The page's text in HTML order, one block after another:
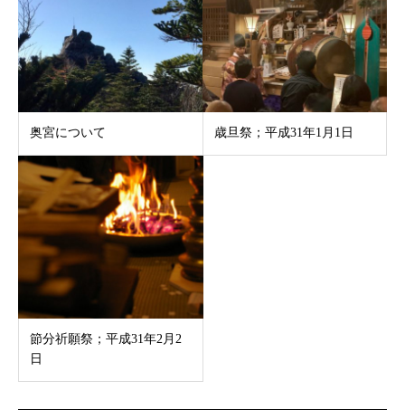
奥宮について 歳旦祭；平成31年1月1日
節分祈願祭；平成31年2月2
日